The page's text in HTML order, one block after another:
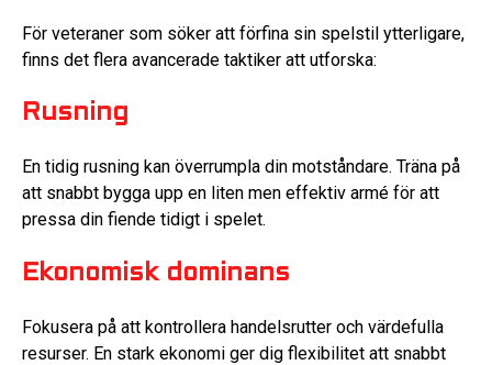
För veteraner som söker att förfina sin spelstil ytterligare,
finns det flera avancerade taktiker att utforska:
Rusning
En tidig rusning kan överrumpla din motståndare. Träna på
att snabbt bygga upp en liten men effektiv armé för att
pressa din fiende tidigt i spelet.
Ekonomisk dominans
Fokusera på att kontrollera handelsrutter och värdefulla
resurser. En stark ekonomi ger dig flexibilitet att snabbt